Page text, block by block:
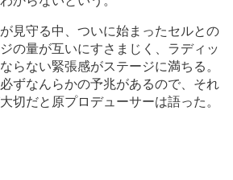
見守る中、ついに始まったセルとの
の量が互いにすさまじく、ラディッ
らない緊張感がステージに満ちる。
ずなんらかの予兆があるので、それ
切だと原プロデューサーは語った。